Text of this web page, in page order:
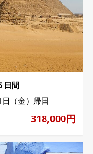
日間
（金）帰国
318,000円